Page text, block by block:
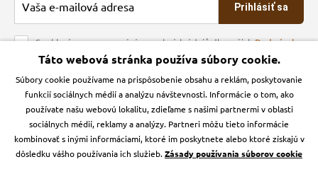
Veľkoobchod
Obchodné podmienky
Kontakt
Podmienky ochrany osobných údajov
Zásady používanie cookies a Google Analytics
Prihlásiť sa
Souhlasím se zpracováním osobních údajů dle našichPodmínek
ochrany osobních údajů
Krmiva Pučálka na sociálnych sieťach
Instagran Facebook
Táto webová stránka používa súbory cookie.
Súbory cookie používame na prispôsobenie obsahu a reklám, poskytovanie
funkcií sociálnych médií a analýzu návštevnosti. Informácie o tom, ako
používate našu webovú lokalitu, zdieľame s našimi partnermi v oblasti
sociálnych médií, reklamy a analýzy. Partneri môžu tieto informácie
kombinovať s inými informáciami, ktoré im poskytnete alebo ktoré získajú v
dôsledku vášho používania ich služieb.Zásady používania súborov cookie